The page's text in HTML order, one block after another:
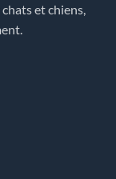
et chiens,